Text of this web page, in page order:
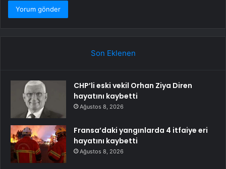
Son Eklenen
CHP’li eski vekil Orhan Ziya Diren
hayatını kaybetti
Ağustos 8, 2026
Fransa’daki yangınlarda 4 itfaiye eri
hayatını kaybetti
Ağustos 8, 2026